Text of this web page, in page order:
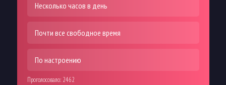
Несколько часов в день
Почти все свободное время
По настроению
Проголосовало: 2462